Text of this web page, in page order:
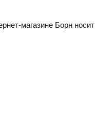
магазине Борн носит